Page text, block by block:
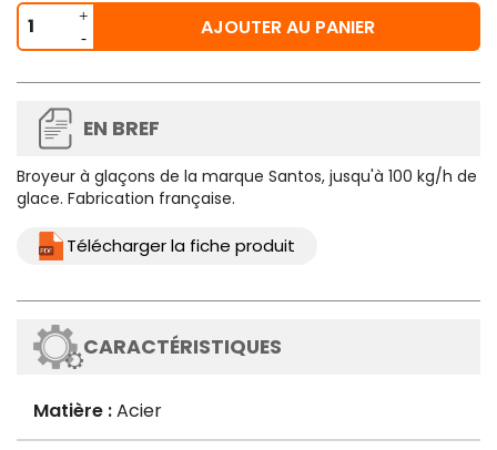
AJOUTER AU PANIER
EN BREF
Broyeur à glaçons de la marque Santos, jusqu'à 100 kg/h de
glace. Fabrication française.
Télécharger la fiche produit
CARACTÉRISTIQUES
Matière :Acier